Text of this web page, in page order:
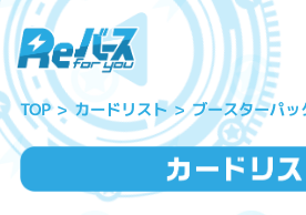
TOP カードリスト ブースターパ